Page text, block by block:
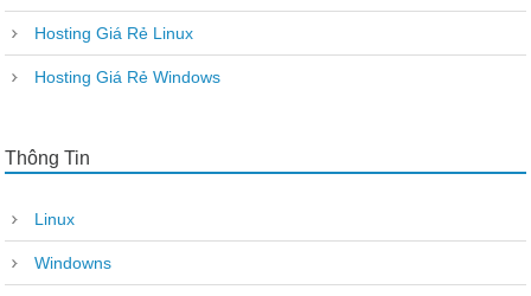
Hosting Giá Rẻ Linux
Hosting Giá Rẻ Windows
Thông Tin
Linux
Windowns